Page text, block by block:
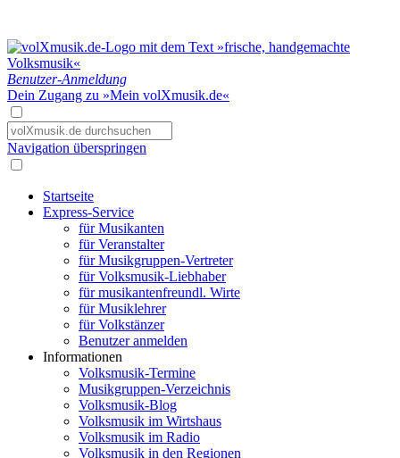
Benutzer-Anmeldung
Dein Zugang zu »Mein volXmusik.de«
Navigation überspringen
Startseite
Express-Service
für Musikanten
für Veranstalter
für Musikgruppen-Vertreter
für Volksmusik-Liebhaber
für musikantenfreundl. Wirte
für Musiklehrer
für Volkstänzer
Benutzer anmelden
Informationen
Volksmusik-Termine
Musikgruppen-Verzeichnis
Volksmusik-Blog
Volksmusik im Wirtshaus
Volksmusik im Radio
Volksmusik in den Regionen